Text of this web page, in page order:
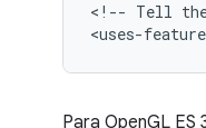
<!-- Tell
<uses-feature
Para OpenGL ES